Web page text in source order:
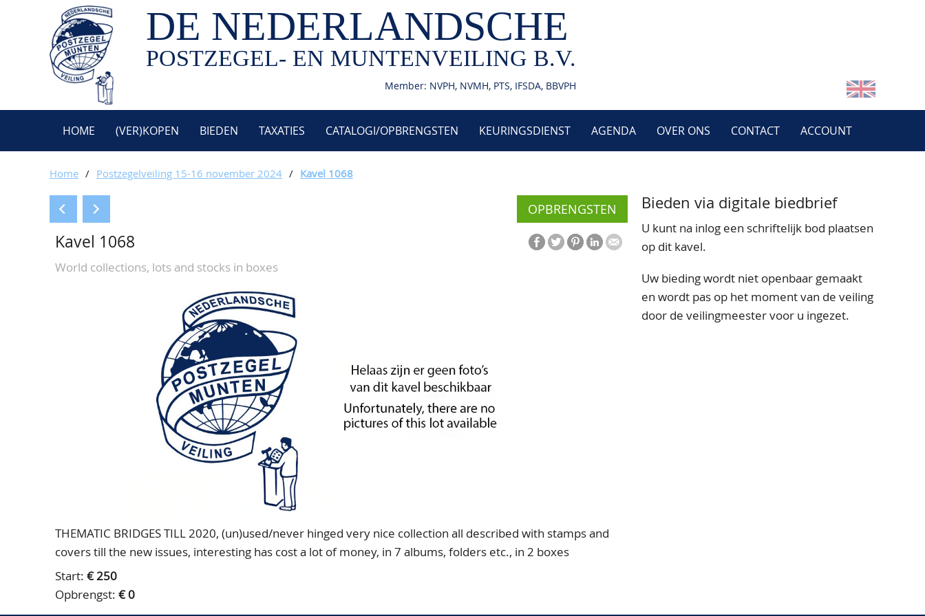
DE NEDERLANDSCHE
POSTZEGEL- EN MUNTENVEILING B.V.
Member: NVPH, NVMH, PTS, IFSDA, BBVPH
HOME (VER)KOPEN BIEDEN TAXATIES CATALOGI/OPBRENGSTEN KEURINGSDIENST AGENDA OVER ONS CONTACT ACCOUNT
Home / Postzegelveiling 15-16 november 2024 / Kavel 1068
OPBRENGSTEN
Kavel 1068
World collections, lots and stocks in boxes
THEMATIC BRIDGES TILL 2020, (un)used/never hinged very nice collection all described with stamps and
covers till the new issues, interesting has cost a lot of money, in 7 albums, folders etc., in 2 boxes
Start: € 250
Opbrengst: € 0
Bieden via digitale biedbrief
U kunt na inlog een schriftelijk bod plaatsen
op dit kavel.
Uw bieding wordt niet openbaar gemaakt
en wordt pas op het moment van de veiling
door de veilingmeester voor u ingezet.